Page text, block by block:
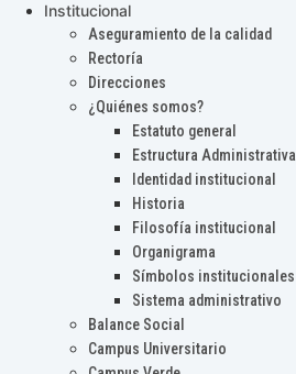
Institucional
Aseguramiento de la calidad
Rectoría
Direcciones
¿Quiénes somos?
Estatuto general
Estructura Administrativa
Identidad institucional
Historia
Filosofía institucional
Organigrama
Símbolos institucionales
Sistema administrativo
Balance Social
Campus Universitario